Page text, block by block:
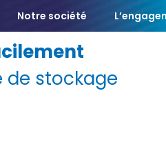
Notre société
stockage